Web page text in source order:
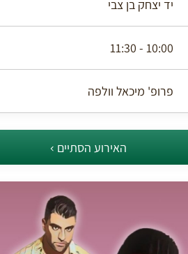
יד יצחק בן צבי
10:00 - 11:30
פרופ' מיכאל וולפה
האירוע הסתיים